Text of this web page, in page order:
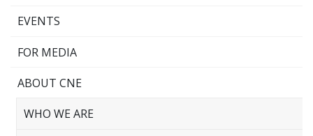
EVENTS
FOR MEDIA
ABOUT CNE
WHO WE ARE